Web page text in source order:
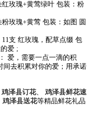
玫瑰+黄莺绿叶 包装：粉
玫瑰+黄莺 包装：如图 圆
支 红玫瑰，配草点缀 包
爱 ;
爱，需要一点一滴的积
间去积累对你的爱；用承诺
鸡泽县订花、鸡泽县鲜花速
鸡泽县送花等精品鲜花礼品